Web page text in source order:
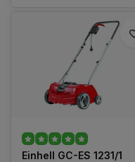
Einhell GC-ES 1231/1